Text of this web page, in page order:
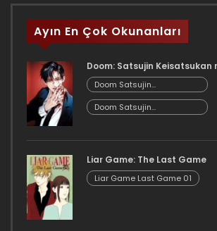
Ayın En Çok Okunanları
Doom: Satsujin Keisatsukan
Doom Satsujin
Keisatsukan no
Danzairoku 06.02
Doom Satsujin
Keisatsukan no
Liar Game: The Last Game
Liar Game Last Game 01